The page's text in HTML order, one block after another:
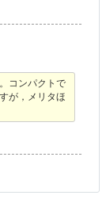
コンパクトで
が，メリタほ